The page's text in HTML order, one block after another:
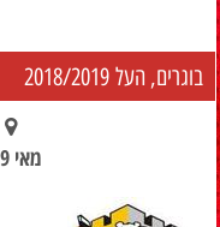
בוגרים, העל 2018/2019
מאי 29, יום רביעי, 23:00